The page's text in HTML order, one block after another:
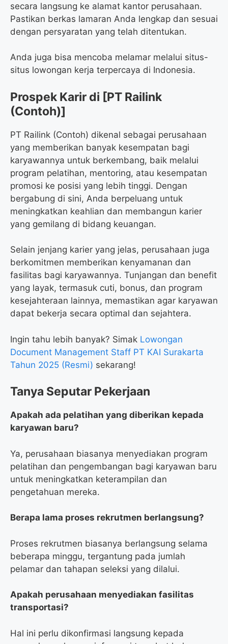
secara langsung ke alamat kantor perusahaan.
Pastikan berkas lamaran Anda lengkap dan sesuai
dengan persyaratan yang telah ditentukan.
Anda juga bisa mencoba melamar melalui situs-
situs lowongan kerja terpercaya di Indonesia.
Prospek Karir di [PT Railink
(Contoh)]
PT Railink (Contoh) dikenal sebagai perusahaan
yang memberikan banyak kesempatan bagi
karyawannya untuk berkembang, baik melalui
program pelatihan, mentoring, atau kesempatan
promosi ke posisi yang lebih tinggi. Dengan
bergabung di sini, Anda berpeluang untuk
meningkatkan keahlian dan membangun karier
yang gemilang di bidang keuangan.
Selain jenjang karier yang jelas, perusahaan juga
berkomitmen memberikan kenyamanan dan
fasilitas bagi karyawannya. Tunjangan dan benefit
yang layak, termasuk cuti, bonus, dan program
kesejahteraan lainnya, memastikan agar karyawan
dapat bekerja secara optimal dan sejahtera.
Ingin tahu lebih banyak? Simak Lowongan
Document Management Staff PT KAI Surakarta
Tahun 2025 (Resmi) sekarang!
Tanya Seputar Pekerjaan
Apakah ada pelatihan yang diberikan kepada
karyawan baru?
Ya, perusahaan biasanya menyediakan program
pelatihan dan pengembangan bagi karyawan baru
untuk meningkatkan keterampilan dan
pengetahuan mereka.
Berapa lama proses rekrutmen berlangsung?
Proses rekrutmen biasanya berlangsung selama
beberapa minggu, tergantung pada jumlah
pelamar dan tahapan seleksi yang dilalui.
Apakah perusahaan menyediakan fasilitas
transportasi?
Hal ini perlu dikonfirmasi langsung kepada